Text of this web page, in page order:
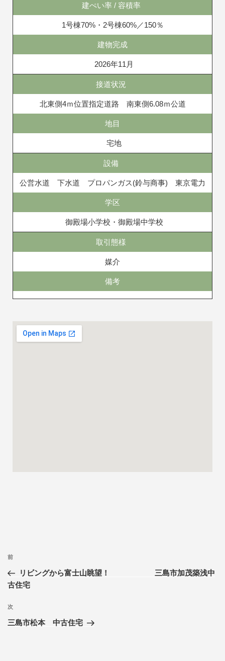
建ぺい率 / 容積率
1号棟70%・2号棟60%／150％
建物完成
2026年11月
接道状況
北東側4ｍ位置指定道路 南東側6.08ｍ公道
地目
宅地
設備
公営水道 下水道 プロパンガス(鈴与商事) 東京電力
学区
御殿場小学校・御殿場中学校
取引態様
媒介
備考
前
リビングから富士山眺望！ 三島市加茂築浅中
古住宅
次
三島市松本 中古住宅